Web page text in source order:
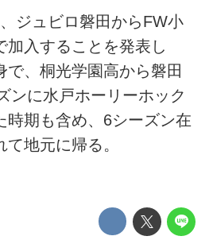
ジュビロ磐田からFW小
加入することを発表し
で、桐光学園高から磐田
ンに水戸ホーリーホック
時期も含め、6シーズン在
地元に帰る。